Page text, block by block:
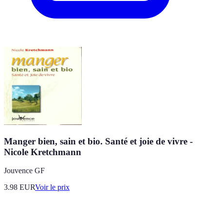
Manger bien, sain et bio. Santé et joie de vivre -
Nicole Kretchmann
Jouvence GF
3.98 EURVoir le prix